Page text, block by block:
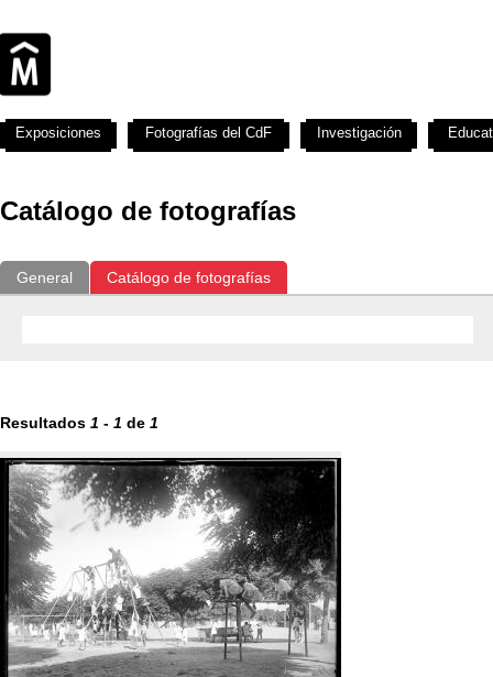
Catálogo de fotografías
General Catálogo de fotografías
Resultados 1 - 1 de 1
Exposiciones Fotografías del CdF Investigación